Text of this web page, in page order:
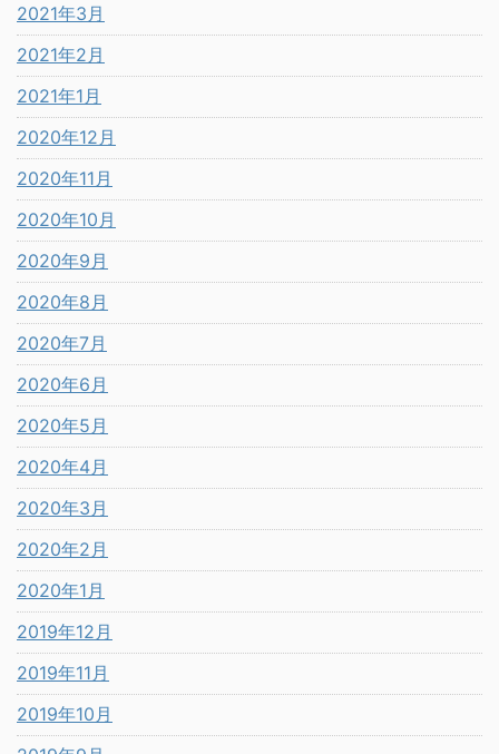
2021年3月
2021年2月
2021年1月
2020年12月
2020年11月
2020年10月
2020年9月
2020年8月
2020年7月
2020年6月
2020年5月
2020年4月
2020年3月
2020年2月
2020年1月
2019年12月
2019年11月
2019年10月